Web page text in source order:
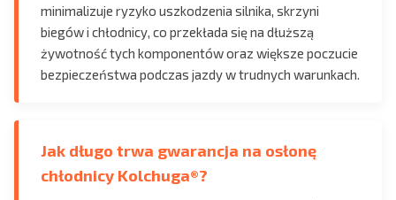
minimalizuje ryzyko uszkodzenia silnika, skrzyni
biegów i chłodnicy, co przekłada się na dłuższą
żywotność tych komponentów oraz większe poczucie
bezpieczeństwa podczas jazdy w trudnych warunkach.
Jak długo trwa gwarancja na osłonę
chłodnicy Kolchuga®?